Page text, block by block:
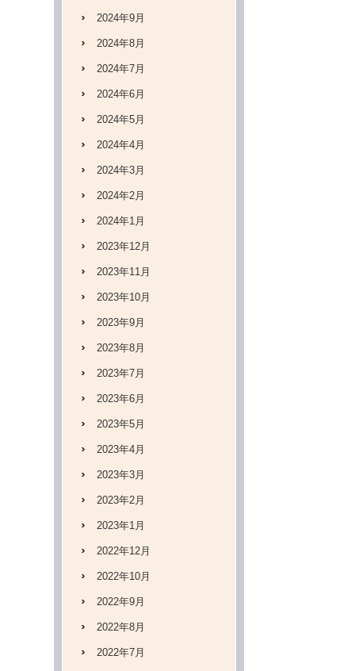
2024年9月
2024年8月
2024年7月
2024年6月
2024年5月
2024年4月
2024年3月
2024年2月
2024年1月
2023年12月
2023年11月
2023年10月
2023年9月
2023年8月
2023年7月
2023年6月
2023年5月
2023年4月
2023年3月
2023年2月
2023年1月
2022年12月
2022年10月
2022年9月
2022年8月
2022年7月